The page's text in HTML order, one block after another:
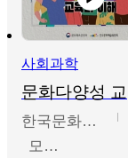
사회과학
한국문화예술교육진흥원
모경환,성상환,정문성